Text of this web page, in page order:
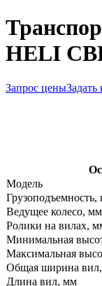
HELI
Запрос ценыЗадать
Модель
Грузоподъемность,
Ведущее колесо, мм
Ролики на вилах,
Минимальная
Максимальная
Общая ширина
Длина вил, мм